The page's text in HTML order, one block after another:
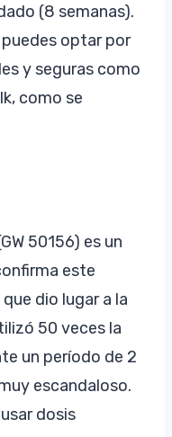
(8 semanas).
optar por
y seguras como
como se
50156) es un
este
dio lugar a la
50 veces la
un período de 2
escandaloso.
dosis